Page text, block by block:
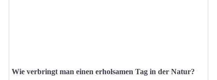
Wie verbringt man einen erholsamen Tag in der Natur?